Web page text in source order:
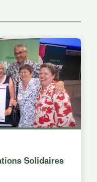
Solidaires